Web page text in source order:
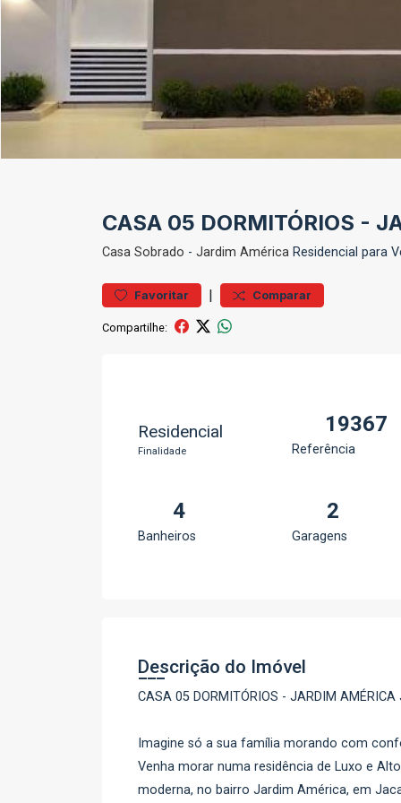
CASA 05 DORMITÓRIOS -
Casa Sobrado - Jardim América Residencial para
Favoritar | Comparar
Compartilhe:
Residencial
Finalidade
19367
Referência
4
Banheiros
2
Garagens
Descrição do Imóvel
CASA 05 DORMITÓRIOS - JARDIM AMÉRICA
Imagine só a sua família morando com
Venha morar numa residência de Luxo e
moderna, no bairro Jardim América, em